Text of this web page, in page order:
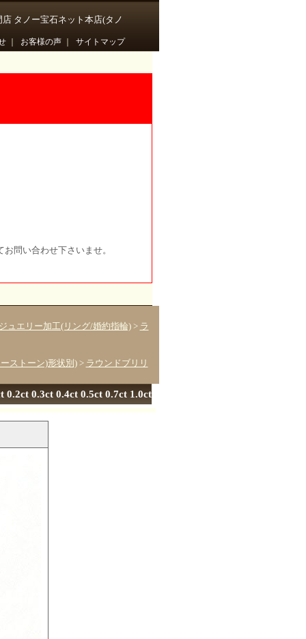
タノー宝石ネット本店(タノ
｜ お客様の声｜ サイトマップ
問い合わせ下さいませ。
ジュエリー加工(リング/婚約指輪)> ラ
ストーン)形状別)> ラウンドブリリ
0.3ct 0.4ct 0.5ct 0.7ct 1.0ct